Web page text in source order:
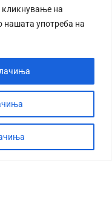
кликнување на
нашата употреба на